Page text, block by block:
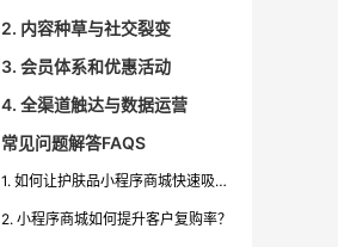
2. 内容种草与社交裂变
3. 会员体系和优惠活动
4. 全渠道触达与数据运营
常见问题解答FAQS
1. 如何让护肤品小程序商城快速吸引流量？
2. 小程序商城如何提升客户复购率？